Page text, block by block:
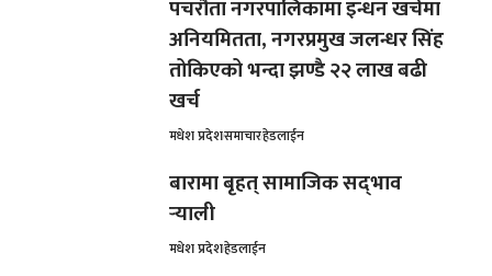
पचरौता नगरपालिकामा इन्धन खर्चमा
अनियमितता, नगरप्रमुख जलन्धर सिंह
तोकिएको भन्दा झण्डै २२ लाख बढी
खर्च
मधेश प्रदेशसमाचारहेडलाईन
बारामा बृहत् सामाजिक सद्‌भाव
र्‍याली
मधेश प्रदेशहेडलाईन